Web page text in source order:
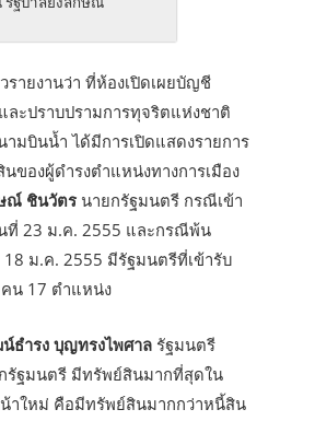
รายงานว่า ที่ห้องเปิดเผยบัญชี
ละปราบปรามการทุจริตแห่งชาติ
ามบินน้ำ ได้มีการเปิดแสดงรายการ
ของผู้ดำรงตำแหน่งทางการเมือง
ณ์ ชินวัตร นายกรัฐมนตรี กรณีเข้า
ที่ 23 ม.ค. 2555 และกรณีพ้น
ม.ค. 2555 มีรัฐมนตรีที่เข้ารับ
น 17 ตำแหน่ง
ธำรง บุญทรงไพศาล รัฐมนตรี
รัฐมนตรี มีทรัพย์สินมากที่สุดใน
าใหม่ คือมีทรัพย์สินมากกว่าหนี้สิน